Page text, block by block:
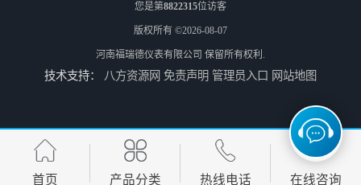
云南高加智能锅炉汽包液位计 窑头窑尾液位计 性能稳定 甘肃高温高压型液位变送器 川仪液位计
您是第8822315位访客
版权所有 ©2026-08-07
河南福瑞德仪表有限公司 保留所有权利.
技术支持： 八方资源网 免责声明 管理员入口 网站地图
首页 产品分类 热线电话 在线咨询